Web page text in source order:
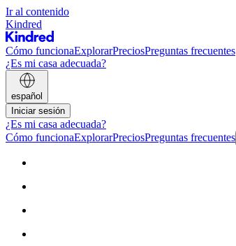
Ir al contenido
Kindred
Cómo funcionaExplorarPreciosPreguntas frecuentes
¿Es mi casa adecuada?
español
Iniciar sesión
¿Es mi casa adecuada?
Cómo funcionaExplorarPreciosPreguntas frecuentes